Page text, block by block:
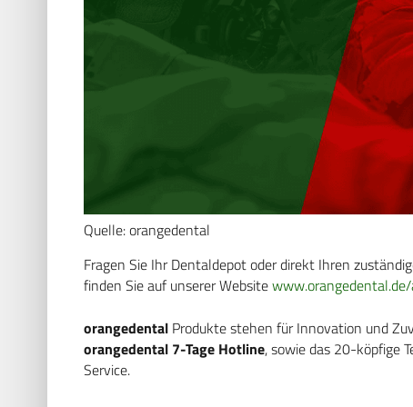
Quelle: orangedental
Fragen Sie Ihr Dentaldepot oder direkt Ihren
finden Sie auf unserer Website
orangedental Produkte stehen für Innovation und
orangedental 7-Tage Hotline, sowie das 20-köpfige
Service.